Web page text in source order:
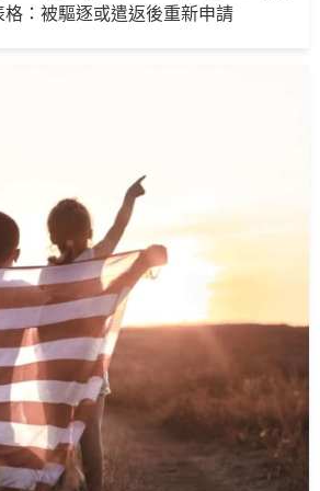
：被驅逐或遣返後重新申請